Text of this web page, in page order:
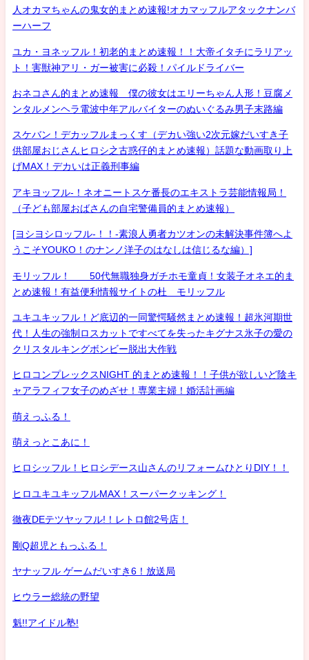
人オカマちゃんの鬼女的まとめ速報!オカマッフルアタックナンバ
ーハーフ
ユカ・ヨネッフル！初老的まとめ速報！！大帝イタチにラリアッ
ト！害獣神アリ・ガー被害に必殺！パイルドライバー
おネコさん的まとめ速報 僕の彼女はエリーちゃん人形！豆腐メ
ンタルメンヘラ電波中年アルバイターのぬいぐるみ男子末路編
スケバン！デカッフルまっくす（デカい強い2次元嫁だいすき子
供部屋おじさんヒロシ之古惑仔的まとめ速報）話題な動画取り上
げMAX！デカいは正義刑事編
アキヨッフル-！ネオニートスケ番長のエキストラ芸能情報局！
（子ども部屋おばさんの自宅警備員的まとめ速報）
[ヨシヨシロッフル-！！-素浪人勇者カツオンの未解決事件簿へよ
うこそYOUKO！のナンノ洋子のはなしは信じるな編）]
モリッフル！ 50代無職独身ガチホモ童貞！女装子オネエ的ま
とめ速報！有益便利情報サイトの杜 モリッフル
ユキユキッフル！ど底辺的一同驚愕騒然まとめ速報！超氷河期世
代！人生の強制ロスカットですべてを失ったキグナス氷子の愛の
クリスタルキングボンビー脱出大作戦
ヒロコンプレックスNIGHT 的まとめ速報！！子供が欲しいど陰キ
ャアラフィフ女子のめざせ！専業主婦！婚活計画編
萌えっふる！
萌えっとこあに！
ヒロシッフル！ヒロシデース山さんのリフォームひとりDIY！！
ヒロユキユキッフルMAX！スーパークッキング！
徹夜DEテツヤッフル!！レトロ館2号店！
剛Q超児ともっふる！
ヤナッフル ゲームだいすき6！放送局
ヒウラー総統の野望
魁!!アイドル塾!